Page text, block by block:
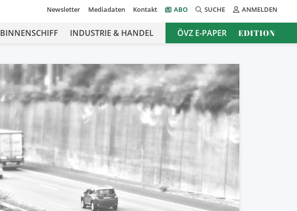
Newsletter Mediadaten Kontakt ABO SUCHE ANMELDEN
BINNENSCHIFF INDUSTRIE & HANDEL ÖVZ E-PAPER EDITION